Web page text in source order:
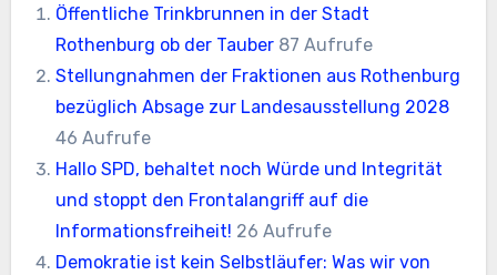
Öffentliche Trinkbrunnen in der Stadt
Rothenburg ob der Tauber 87 Aufrufe
Stellungnahmen der Fraktionen aus Rothenburg
bezüglich Absage zur Landesausstellung 2028
46 Aufrufe
Hallo SPD, behaltet noch Würde und Integrität
und stoppt den Frontalangriff auf die
Informationsfreiheit! 26 Aufrufe
Demokratie ist kein Selbstläufer: Was wir von